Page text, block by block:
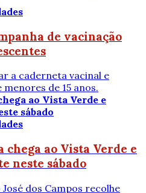
de vacinação
a caderneta vacinal e
de 15 anos.
chega ao Vista Verde e
neste sábado
dos Campos recolhe